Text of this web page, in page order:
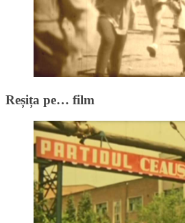
Reșița pe… film